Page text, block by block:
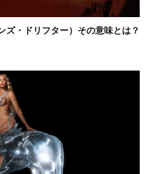
・ドリフター）その意味とは？